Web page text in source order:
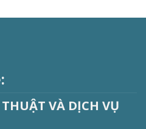
VÀ DỊCH VỤ